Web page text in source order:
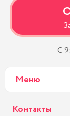
С
Меню
Контакты